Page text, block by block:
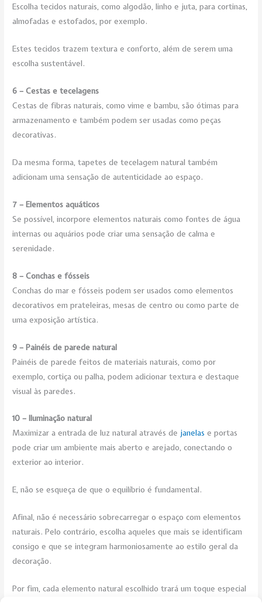
Escolha tecidos naturais, como algodão, linho e juta, para cortinas,
almofadas e estofados, por exemplo.
Estes tecidos trazem textura e conforto, além de serem uma
escolha sustentável.
6 – Cestas e tecelagens
Cestas de fibras naturais, como vime e bambu, são ótimas para
armazenamento e também podem ser usadas como peças
decorativas.
Da mesma forma, tapetes de tecelagem natural também
adicionam uma sensação de autenticidade ao espaço.
7 – Elementos aquáticos
Se possível, incorpore elementos naturais como fontes de água
internas ou aquários pode criar uma sensação de calma e
serenidade.
8 – Conchas e fósseis
Conchas do mar e fósseis podem ser usados como elementos
decorativos em prateleiras, mesas de centro ou como parte de
uma exposição artística.
9 – Painéis de parede natural
Painéis de parede feitos de materiais naturais, como por
exemplo, cortiça ou palha, podem adicionar textura e destaque
visual às paredes.
10 – Iluminação natural
Maximizar a entrada de luz natural através de janelase portas
pode criar um ambiente mais aberto e arejado, conectando o
exterior ao interior.
E, não se esqueça de que o equilíbrio é fundamental.
Afinal, não é necessário sobrecarregar o espaço com elementos
naturais. Pelo contrário, escolha aqueles que mais se identificam
consigo e que se integram harmoniosamente ao estilo geral da
decoração.
Por fim, cada elemento natural escolhido trará um toque especial